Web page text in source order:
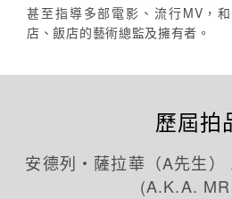
甚至指導多部電影、流行MV，
店、飯店的藝術總監及擁有者。
歷屆拍
安德列‧薩拉華（A先生）
(A.K.A.